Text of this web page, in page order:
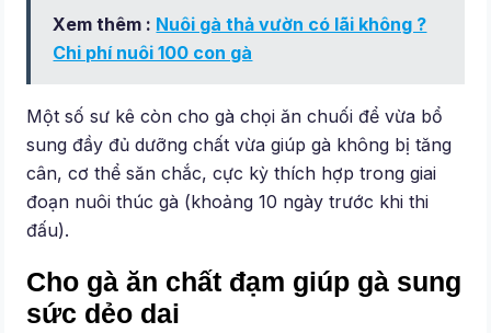
Xem thêm : Nuôi gà thả vườn có lãi không ?
Chi phí nuôi 100 con gà
Một số sư kê còn cho gà chọi ăn chuối để vừa bổ
sung đầy đủ dưỡng chất vừa giúp gà không bị tăng
cân, cơ thể săn chắc, cực kỳ thích hợp trong giai
đoạn nuôi thúc gà (khoảng 10 ngày trước khi thi
đấu).
Cho gà ăn chất đạm giúp gà sung
sức dẻo dai